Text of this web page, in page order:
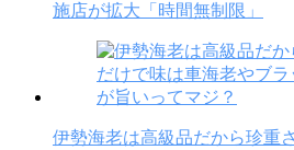
施店が拡大「時間無制限」
伊勢海老は高級品だから珍重